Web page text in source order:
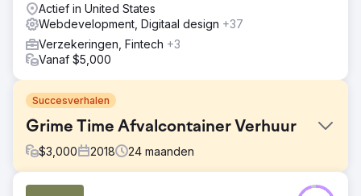
Actief in United States
Webdevelopment, Digitaal design +37
Verzekeringen, Fintech +3
Vanaf $5,000
Succesverhalen
Grime Time Afvalcontainer Verhuur
$3,000 2018 24 maanden